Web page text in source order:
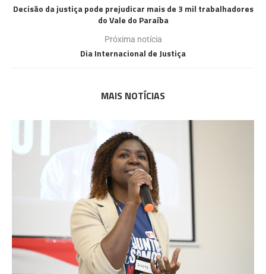
Decisão da justiça pode prejudicar mais de 3 mil trabalhadores
do Vale do Paraíba
Próxima notícia
Dia Internacional de Justiça
MAIS NOTÍCIAS